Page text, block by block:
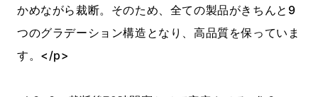
かめながら裁断。そのため、全ての製品がきちんと9
つのグラデーション構造となり、高品質を保っていま
す。</p>